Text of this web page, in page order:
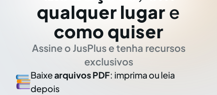
qualquer lugar e
como quiser
Assine o JusPlus e tenha recursos
exclusivos
Baixearquivos PDF: imprima ou leia
depois